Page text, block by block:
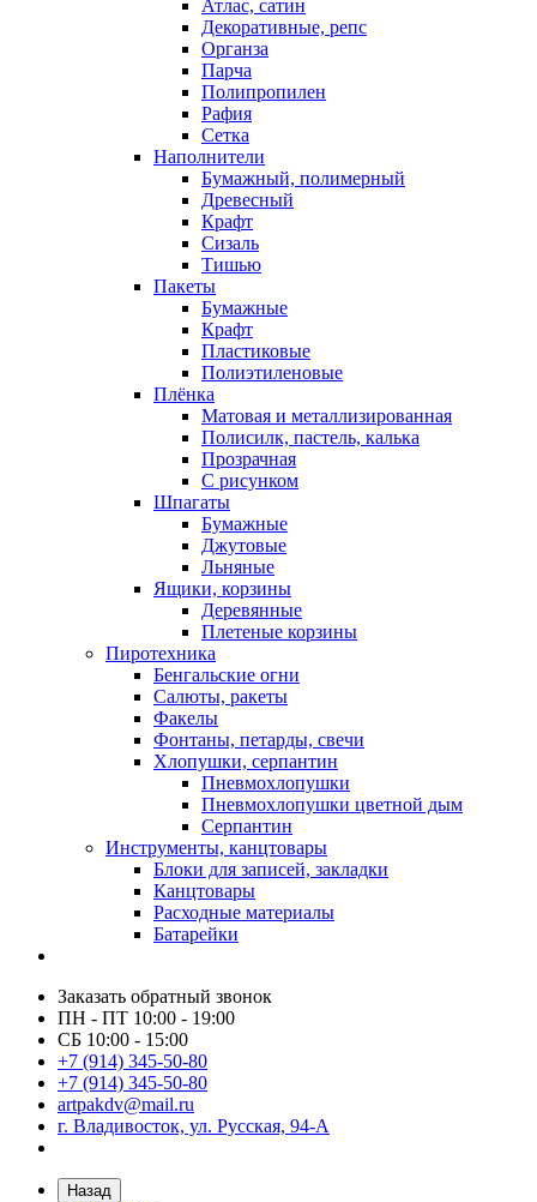
Атлас, сатин
Декоративные, репс
Органза
Парча
Полипропилен
Рафия
Сетка
Наполнители
Бумажный, полимерный
Древесный
Крафт
Сизаль
Тишью
Пакеты
Бумажные
Крафт
Пластиковые
Полиэтиленовые
Плёнка
Матовая и металлизированная
Полисилк, пастель, калька
Прозрачная
С рисунком
Шпагаты
Бумажные
Джутовые
Льняные
Ящики, корзины
Деревянные
Плетеные корзины
Пиротехника
Бенгальские огни
Салюты, ракеты
Факелы
Фонтаны, петарды, свечи
Хлопушки, серпантин
Пневмохлопушки
Пневмохлопушки цветной дым
Серпантин
Инструменты, канцтовары
Блоки для записей, закладки
Канцтовары
Расходные материалы
Батарейки
Заказать обратный звонок
ПН - ПТ 10:00 - 19:00
СБ 10:00 - 15:00
+7 (914) 345-50-80
+7 (914) 345-50-80
artpakdv@mail.ru
г. Владивосток, ул. Русская, 94-А
Назад